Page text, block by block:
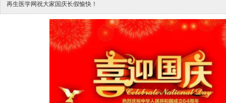
再生医学网祝大家国庆长假愉快！